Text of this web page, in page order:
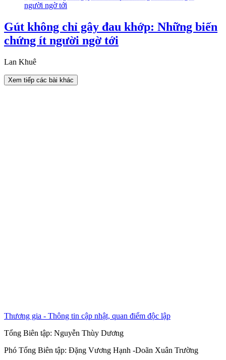
Gút không chỉ gây đau khớp: Những biến
chứng ít người ngờ tới
Lan Khuê
Xem tiếp các bài khác
Thương gia - Thông tin cập nhật, quan điểm độc lập
Tổng Biên tập: Nguyễn Thùy Dương
Phó Tổng Biên tập: Đặng Vương Hạnh -Doãn Xuân Trường